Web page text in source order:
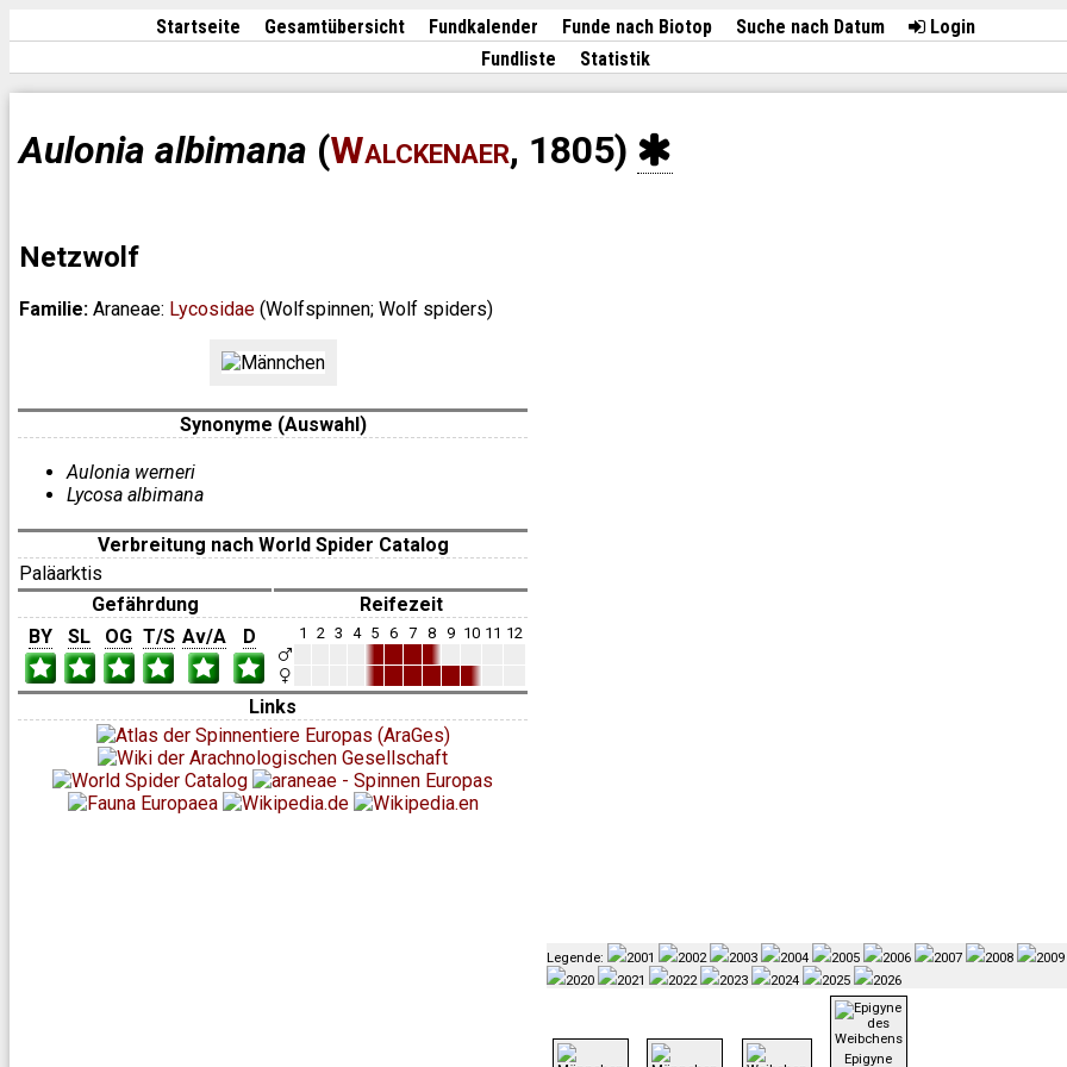
Startseite Gesamtübersicht Fundkalender Funde nach Biotop Suche nach Datum
Login
Fundliste
Statistik
Aulonia albimana (Walckenaer, 1805)
Netzwolf
Familie: Araneae: Lycosidae (Wolfspinnen; Wolf spiders)
Synonyme (Auswahl)
Aulonia werneri
Lycosa albimana
Verbreitung nach World Spider Catalog
Paläarktis
Gefährdung
Reifezeit
BY
SL OG T/S Av/A D 1 2 3 4 5 6 7 8 9 10 11 12
Links
Legende: 2001 2002 2003 2004 2005 2006 2007 2008 2009
2020
2021 2022 2023 2024 2025 2026
Epigyne